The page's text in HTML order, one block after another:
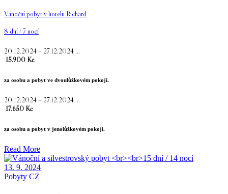
Vánoční pobyt v hotelu Richard
8 dní / 7 nocí
20.12.2024 – 27.12.2024 …
15.900 Kč
za osobu a pobyt ve dvoulůžkovém pokoji.
20.12.2024 – 27.12.2024 …
17.650 Kč
za osobu a pobyt v jenolůžkovém pokoji.
Read More
13. 9. 2024
Pobyty CZ